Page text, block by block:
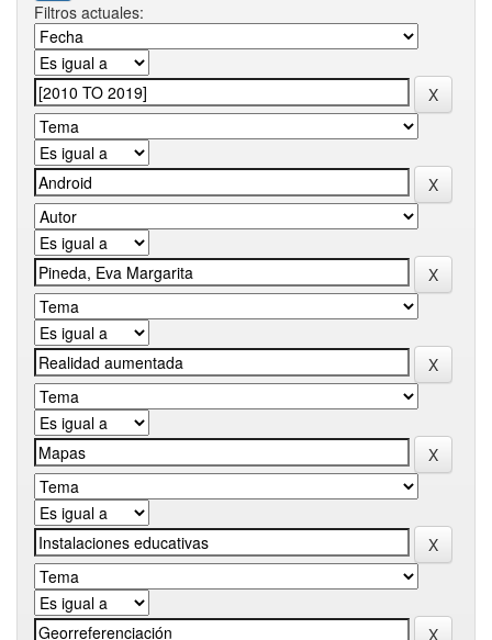
Filtros actuales: